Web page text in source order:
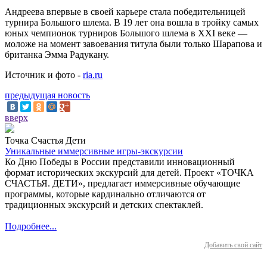
Андреева впервые в своей карьере стала победительницей
турнира Большого шлема. В 19 лет она вошла в тройку самых
юных чемпионок турниров Большого шлема в XXI веке —
моложе на момент завоевания титула были только Шарапова и
британка Эмма Радукану.
Источник и фото - ria.ru
предыдущая новость
вверх
Точка Счастья Дети
Уникальные иммерсивные игры-экскурсии
Ко Дню Победы в России представили инновационный
формат исторических экскурсий для детей. Проект «ТОЧКА
СЧАСТЬЯ. ДЕТИ», предлагает иммерсивные обучающие
программы, которые кардинально отличаются от
традиционных экскурсий и детских спектаклей.
Подробнее...
Добавить свой сайт